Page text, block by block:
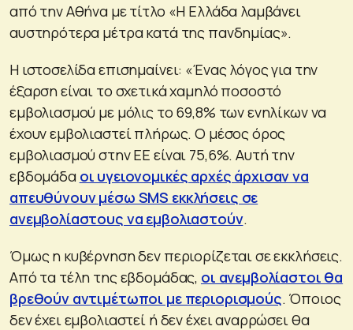
από την Αθήνα με τίτλο «Η Ελλάδα λαμβάνει
αυστηρότερα μέτρα κατά της πανδημίας».
Η ιστοσελίδα επισημαίνει: «Ένας λόγος για την
έξαρση είναι το σχετικά χαμηλό ποσοστό
εμβολιασμού με μόλις το 69,8% των ενηλίκων να
έχουν εμβολιαστεί πλήρως. Ο μέσος όρος
εμβολιασμού στην ΕΕ είναι 75,6%. Αυτή την
εβδομάδα οι υγειονομικές αρχές άρχισαν να
απευθύνουν μέσω SMS εκκλήσεις σε
ανεμβολίαστους να εμβολιαστούν.
Όμως η κυβέρνηση δεν περιορίζεται σε εκκλήσεις.
Από τα τέλη της εβδομάδας, οι ανεμβολίαστοι θα
βρεθούν αντιμέτωποι με περιορισμούς. Όποιος
δεν έχει εμβολιαστεί ή δεν έχει αναρρώσει θα